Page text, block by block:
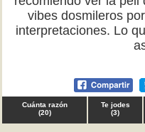
vibes dosmileros
interpretaciones. Lo
Cuánta razón
(20)
Te jodes
(3)